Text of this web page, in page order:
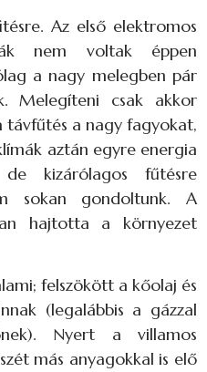
Az első elektromos
nem voltak éppen
a nagy melegben pár
Melegíteni csak akkor
távfűtés a nagy fagyokat,
aztán egyre energia
kizárólagos fűtésre
sokan gondoltunk. A
hajtotta a környezet
felszökött a kőolaj és
(legalábbis a gázzal
Nyert a villamos
más anyagokkal is elő